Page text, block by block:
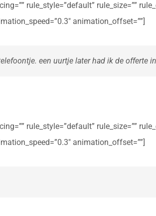
rule_style=”default” rule_size=””
animation_offset=””]
een uurtje later had ik de offerte
rule_style=”default” rule_size=””
animation_offset=””]